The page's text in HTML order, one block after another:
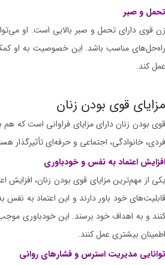
تحمل و صبر
زن قوی دارای تحمل و صبر بالایی است. او
راه‌حل‌های مناسب باشد. این خصوصیت به او
عمل کند.
مزایای قوی بودن زنان
قوی بودن زنان دارای مزایای فراوانی است که
فردی، خانوادگی، اجتماعی و حرفه‌ای تأثیرگذار
افزایش اعتماد به نفس و خودباوری
یکی از مهم‌ترین مزایای قوی بودن زنان، افزایش
قابلیت‌های خود باور دارند و این اعتماد به
کنند و به اهداف خود برسند. این خودباوری
اطمینان بیشتری عمل کنند.
توانایی مدیریت استرس و فشارهای روانی